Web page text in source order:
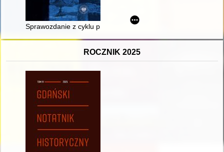
Sprawozdanie z cyklu promocji książki : "Stan badań na
ROCZNIK 2025